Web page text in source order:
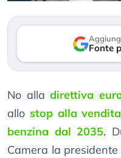
Fonte
No alladirettiva
allo stop alla
benzina dal 2035.
Camera la presidente